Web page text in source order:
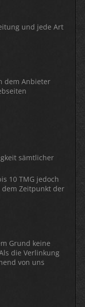
und jede Art
dem Anbieter
sämtlicher
10 TMG jedoch
Zeitpunkt der
Grund keine
die Verlinkung
von uns